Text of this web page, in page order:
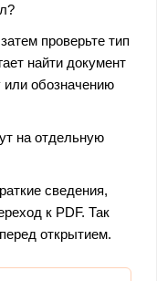
проверьте тип
найти документ
или обозначению
на отдельную
сведения,
к PDF. Так
открытием.